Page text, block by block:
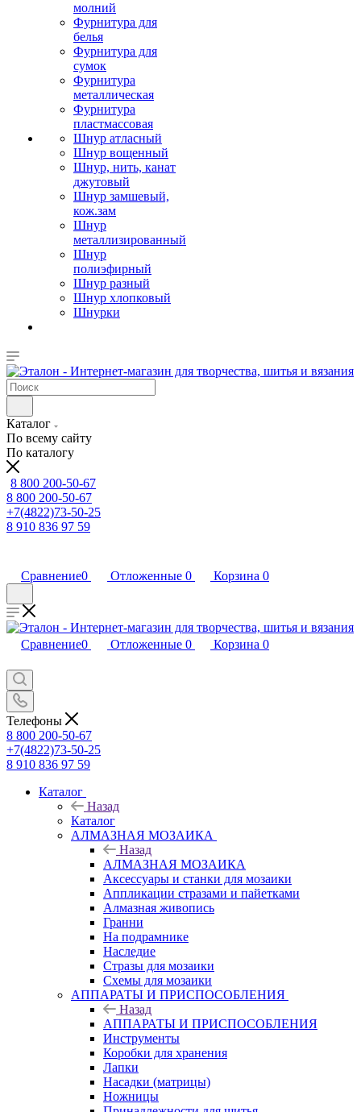
молний
Фурнитура для
белья
Фурнитура для
сумок
Фурнитура
металлическая
Фурнитура
пластмассовая
Шнур атласный
Шнур вощенный
Шнур, нить, канат
джутовый
Шнур замшевый,
кож.зам
Шнур
металлизированный
Шнур
полиэфирный
Шнур разный
Шнур хлопковый
Шнурки
Каталог
По всему сайту
По каталогу
8 800 200-50-67
8 800 200-50-67
+7(4822)73-50-25
8 910 836 97 59
Сравнение0 Отложенные 0 Корзина 0
Сравнение0 Отложенные 0 Корзина 0
Телефоны
8 800 200-50-67
+7(4822)73-50-25
8 910 836 97 59
Каталог
Назад
Каталог
АЛМАЗНАЯ МОЗАИКА
Назад
АЛМАЗНАЯ МОЗАИКА
Аксессуары и станки для мозаики
Аппликации стразами и пайетками
Алмазная живопись
Гранни
На подрамнике
Наследие
Стразы для мозаики
Схемы для мозаики
АППАРАТЫ И ПРИСПОСОБЛЕНИЯ
Назад
АППАРАТЫ И ПРИСПОСОБЛЕНИЯ
Инструменты
Коробки для хранения
Лапки
Насадки (матрицы)
Ножницы